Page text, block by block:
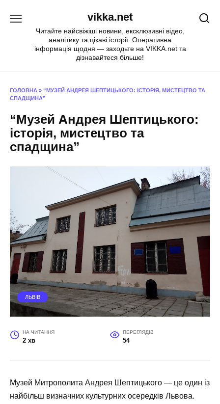
vikka.net
Читайте найсвіжіші новини, ексклюзивні відео,
аналітику та цікаві історії. Оперативна
інформація щодня — заходьте на VIKKA.net та
дізнавайтеся більше!
ГОЛОВНА » “МУЗЕЙ АНДРЕЯ ШЕПТИЦЬКОГО: ІСТОРІЯ, МИСТЕЦТВО ТА
СПАДЩИНА”
“Музей Андрея Шептицького:
історія, мистецтво та
спадщина”
ЛЬВІВ
НА ЧИТАННЯ
2 хв
ПЕРЕГЛЯДІВ
54
Музей Митрополита Андрея Шептицького — це один із
найбільш визначних культурних осередків Львова.